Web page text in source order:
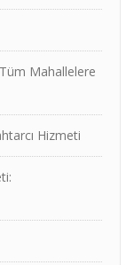
Mahallelere
Hizmeti